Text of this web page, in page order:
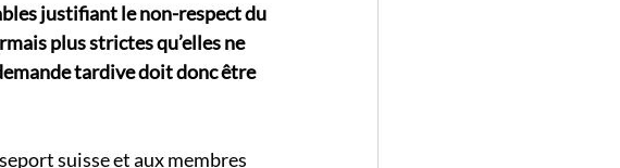
justifiant le non-respect du
plus strictes qu’elles ne
tardive doit donc être
suisse et aux membres